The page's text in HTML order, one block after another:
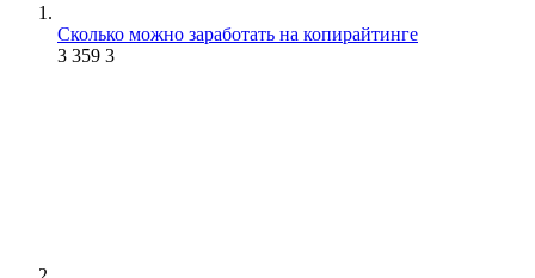
Сколько можно заработать на копирайтинге
3 359 3